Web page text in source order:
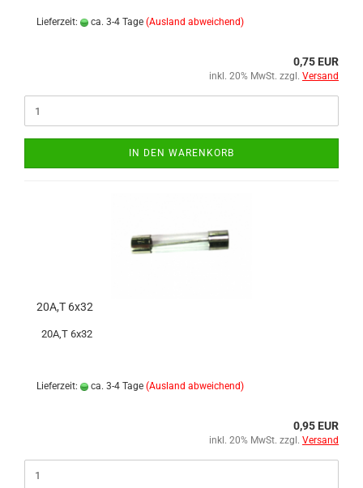
Lieferzeit: ca. 3-4 Tage (Ausland abweichend)
0,75 EUR
inkl. 20% MwSt. zzgl. Versand
IN DEN WARENKORB
20A,T 6x32
20A,T 6x32
Lieferzeit: ca. 3-4 Tage (Ausland abweichend)
0,95 EUR
inkl. 20% MwSt. zzgl. Versand